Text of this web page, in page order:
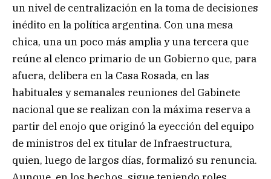
un nivel de centralización en la toma de decisiones
inédito en la política argentina. Con una mesa
chica, una un poco más amplia y una tercera que
reúne al elenco primario de un Gobierno que, para
afuera, delibera en la Casa Rosada, en las
habituales y semanales reuniones del Gabinete
nacional que se realizan con la máxima reserva a
partir del enojo que originó la eyección del equipo
de ministros del ex titular de Infraestructura,
quien, luego de largos días, formalizó su renuncia.